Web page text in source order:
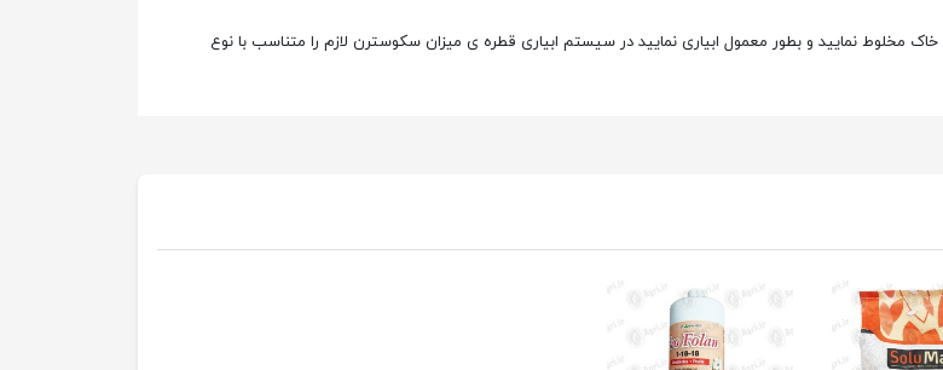
مخلوط نمایید و بطور معمول ابیاری نمایید در سیستم ابیاری قطره ی میزان سکوسترن لازم را متناسب با نوع